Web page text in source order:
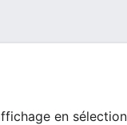
en